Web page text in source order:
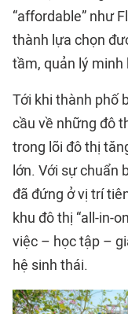
“affordable” như
thành lựa chọn
tầm, quản lý minh
Tới khi thành phố
cầu về những đô
trong lõi đô thị
lớn. Với sự chuẩn
đã đứng ở vị trí
khu đô thị “all-in-
việc – học tập –
hệ sinh thái.